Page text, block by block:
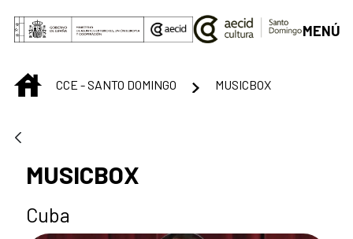
Saltar al contenido principal
MENÚ
INICIOCCE - SANTO DOMINGO MUSICBOX
MUSICBOX
Cuba